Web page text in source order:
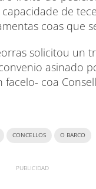
de
coas que
solicitou un
asinado
coa
CONCELLOS O BARCO